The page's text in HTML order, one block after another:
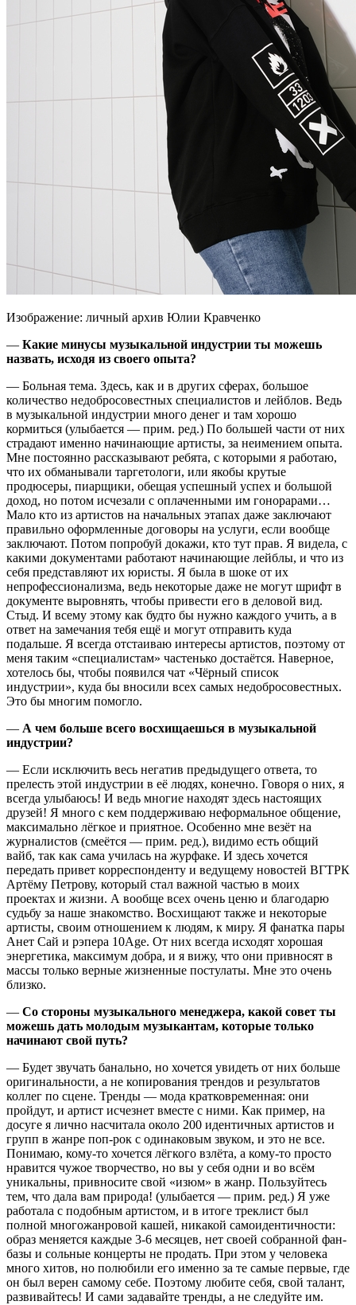
Изображение: личный архив Юлии Кравченко
— Какие минусы музыкальной индустрии ты можешь
назвать, исходя из своего опыта?
— Больная тема. Здесь, как и в других сферах, большое
количество недобросовестных специалистов и лейблов. Ведь
в музыкальной индустрии много денег и там хорошо
кормиться (улыбается — прим. ред.) По большей части от них
страдают именно начинающие артисты, за неимением опыта.
Мне постоянно рассказывают ребята, с которыми я работаю,
что их обманывали таргетологи, или якобы крутые
продюсеры, пиарщики, обещая успешный успех и большой
доход, но потом исчезали с оплаченными им гонорарами…
Мало кто из артистов на начальных этапах даже заключают
правильно оформленные договоры на услуги, если вообще
заключают. Потом попробуй докажи, кто тут прав. Я видела, с
какими документами работают начинающие лейблы, и что из
себя представляют их юристы. Я была в шоке от их
непрофессионализма, ведь некоторые даже не могут шрифт в
документе выровнять, чтобы привести его в деловой вид.
Стыд. И всему этому как будто бы нужно каждого учить, а в
ответ на замечания тебя ещё и могут отправить куда
подальше. Я всегда отстаиваю интересы артистов, поэтому от
меня таким «специалистам» частенько достаётся. Наверное,
хотелось бы, чтобы появился чат «Чёрный список
индустрии», куда бы вносили всех самых недобросовестных.
Это бы многим помогло.
— А чем больше всего восхищаешься в музыкальной
индустрии?
— Если исключить весь негатив предыдущего ответа, то
прелесть этой индустрии в её людях, конечно. Говоря о них, я
всегда улыбаюсь! И ведь многие находят здесь настоящих
друзей! Я много с кем поддерживаю неформальное общение,
максимально лёгкое и приятное. Особенно мне везёт на
журналистов (смеётся — прим. ред.), видимо есть общий
вайб, так как сама училась на журфаке. И здесь хочется
передать привет корреспонденту и ведущему новостей ВГТРК
Артёму Петрову, который стал важной частью в моих
проектах и жизни. А вообще всех очень ценю и благодарю
судьбу за наше знакомство. Восхищают также и некоторые
артисты, своим отношением к людям, к миру. Я фанатка пары
Анет Сай и рэпера 10Age. От них всегда исходят хорошая
энергетика, максимум добра, и я вижу, что они привносят в
массы только верные жизненные постулаты. Мне это очень
близко.
— Со стороны музыкального менеджера, какой совет ты
можешь дать молодым музыкантам, которые только
начинают свой путь?
— Будет звучать банально, но хочется увидеть от них больше
оригинальности, а не копирования трендов и результатов
коллег по сцене. Тренды — мода кратковременная: они
пройдут, и артист исчезнет вместе с ними. Как пример, на
досуге я лично насчитала около 200 идентичных артистов и
групп в жанре поп-рок с одинаковым звуком, и это не все.
Понимаю, кому-то хочется лёгкого взлёта, а кому-то просто
нравится чужое творчество, но вы у себя одни и во всём
уникальны, привносите свой «изюм» в жанр. Пользуйтесь
тем, что дала вам природа! (улыбается — прим. ред.) Я уже
работала с подобным артистом, и в итоге треклист был
полной многожанровой кашей, никакой самоидентичности:
образ меняется каждые 3-6 месяцев, нет своей собранной фан-
базы и сольные концерты не продать. При этом у человека
много хитов, но полюбили его именно за те самые первые, где
он был верен самому себе. Поэтому любите себя, свой талант,
развивайтесь! И сами задавайте тренды, а не следуйте им.